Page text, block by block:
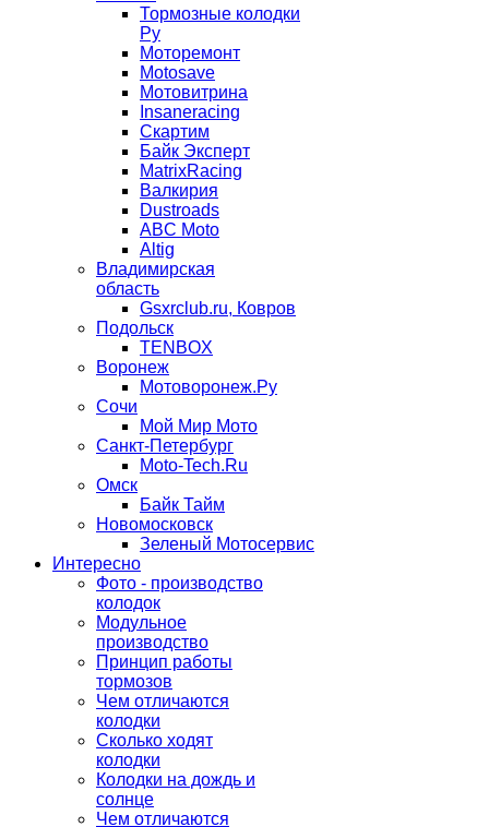
Тормозные колодки
Ру
Моторемонт
Motosave
Мотовитрина
Insaneracing
Скартим
Байк Эксперт
MatrixRacing
Валкирия
Dustroads
ABC Moto
Altig
Владимирская
область
Gsxrclub.ru, Ковров
Подольск
TENBOX
Воронеж
Мотоворонеж.Ру
Сочи
Мой Мир Мото
Санкт-Петербург
Moto-Tech.Ru
Омск
Байк Тайм
Новомосковск
Зеленый Мотосервис
Интересно
Фото - производство
колодок
Модульное
производство
Принцип работы
тормозов
Чем отличаются
колодки
Сколько ходят
колодки
Колодки на дождь и
солнце
Чем отличаются